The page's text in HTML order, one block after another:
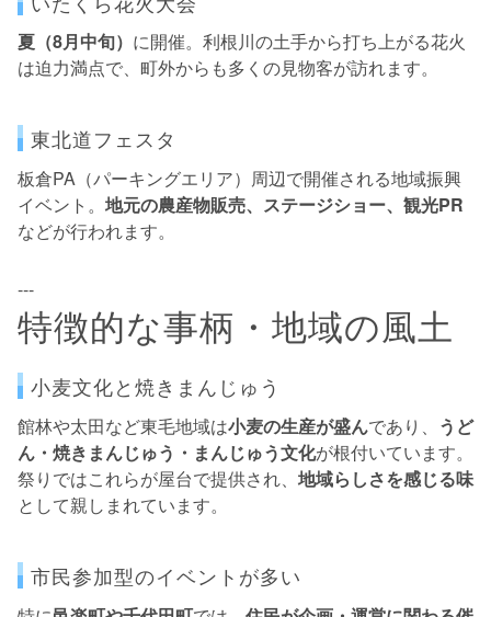
夏（8月中旬） に開催。利根川の土手から打ち上がる花火
は迫力満点で、町外からも多くの見物客が訪れます。
東北道フェスタ
板倉PA（パーキングエリア）周辺で開催される地域振興
イベント。 地元の農産物販売、ステージショー、観光PR
などが行われます。
---
特徴的な事柄・地域の風土
小麦文化と焼きまんじゅう
館林や太田など東毛地域は小麦の生産が盛んであり、 うど
ん・焼きまんじゅう・まんじゅう文化が根付いています。
祭りではこれらが屋台で提供され、 地域らしさを感じる味
として親しまれています。
市民参加型のイベントが多い